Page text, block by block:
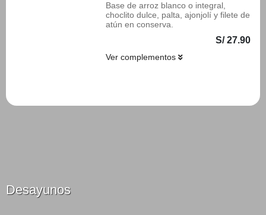
Base de arroz blanco o integral,
choclito dulce, palta, ajonjolí y filete de
atún en conserva.
S/ 27.90
Ver complementos
Desayunos